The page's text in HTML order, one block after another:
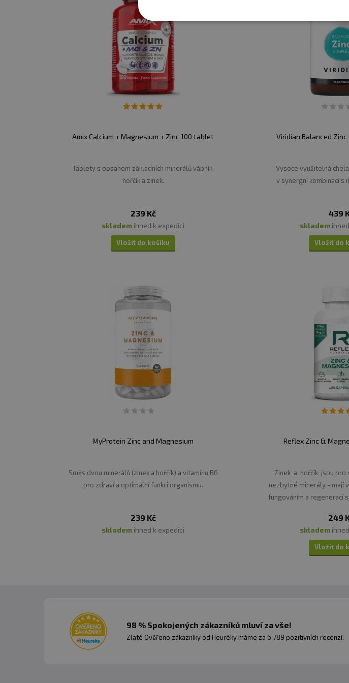
Počet dávek v balení:
Minimální trvanlivost:
Upozornění:
Doplněk stravy. Vhodné zejména pro
doporučené denní dávkování. Ukládejte mimo dosah
Skladujte v suchu a při teplotě do 25 °C. Nevystavujte
Výrobce neručí za vady vzniklé nevhodným
Upozornění pro alergiky: Alergeny ve složení
Amix Calcium + Magnesium + Zinc 100 tablet
Tablety s obsahem základních minerálů vápník,
hořčík a zinek.
239 Kč
skladem ihned k expedici
Vložit do košíku
Viridian Balanced
Vysoce využitelná
v synergní kombinaci s
439
skladem
Vložit do
MyProtein Zinc and Magnesium
Směs dvou minerálů (zinek a hořčík) a vitamínu B6
pro zdraví a optimální funkci organismu.
239 Kč
skladem ihned k expedici
Reflex Zinc &
Zinek a hořčík jsou pro
nezbytné minerály - mají
fungováním a regenerací
249
skladem
Vložit do
98 % Spokojených zákazníků mluví za vše!
Zlaté Ověřeno zákazníky od Heuréky máme za 6 789 pozitivních recenzí.